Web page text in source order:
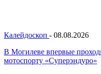
Калейдоскоп - 08.08.2026
В Могилеве впервые
мотоспорту «Суперэндуро»